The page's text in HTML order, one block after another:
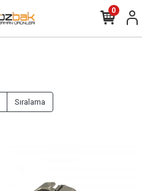
0
Sıralama